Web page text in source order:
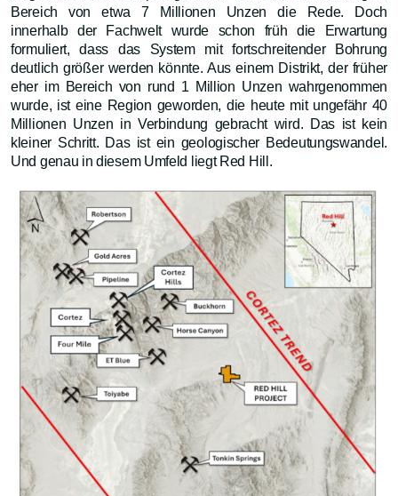
Bereich von etwa 7 Millionen Unzen die Rede. Doch
innerhalb der Fachwelt wurde schon früh die Erwartung
formuliert, dass das System mit fortschreitender Bohrung
deutlich größer werden könnte. Aus einem Distrikt, der früher
eher im Bereich von rund 1 Million Unzen wahrgenommen
wurde, ist eine Region geworden, die heute mit ungefähr 40
Millionen Unzen in Verbindung gebracht wird. Das ist kein
kleiner Schritt. Das ist ein geologischer Bedeutungswandel.
Und genau in diesem Umfeld liegt Red Hill.